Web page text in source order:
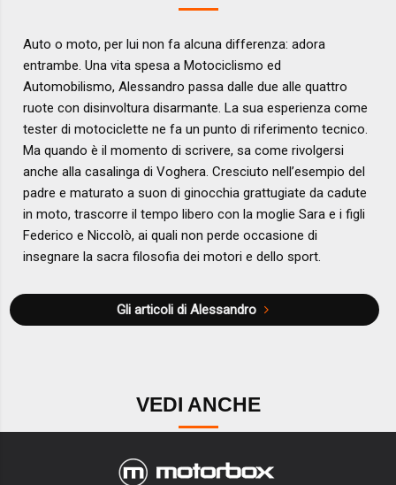
Auto o moto, per lui non fa alcuna differenza: adora
entrambe. Una vita spesa a Motociclismo ed
Automobilismo, Alessandro passa dalle due alle quattro
ruote con disinvoltura disarmante. La sua esperienza come
tester di motociclette ne fa un punto di riferimento tecnico.
Ma quando è il momento di scrivere, sa come rivolgersi
anche alla casalinga di Voghera. Cresciuto nell’esempio del
padre e maturato a suon di ginocchia grattugiate da cadute
in moto, trascorre il tempo libero con la moglie Sara e i figli
Federico e Niccolò, ai quali non perde occasione di
insegnare la sacra filosofia dei motori e dello sport.
Gli articoli di Alessandro
VEDI ANCHE